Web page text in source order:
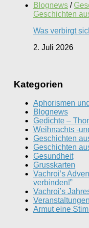
Blognews /
Geschichten
Was verbirgt
2. Juli 2026
Kategorien
Aphorismen
Blognews
Gedichte –
Weihnachts -
Geschichten
Geschichten
Gesundheit
Grusskarten
Vachroi’s
verbinden!”
Vachroi’s
Veranstaltungen
Armut eine